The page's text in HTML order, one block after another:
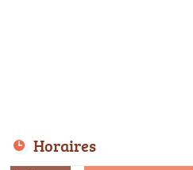
Horaires